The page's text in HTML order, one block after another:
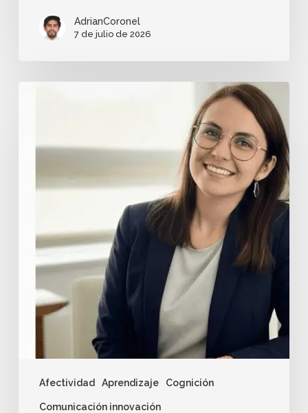
AdrianCoronel
7 de julio de 2026
Afectividad Aprendizaje Cognición
Comunicación innovación